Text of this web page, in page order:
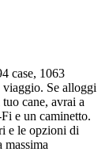
case, 1063
viaggio. Se alloggi
cane, avrai a
e un caminetto.
e le opzioni di
massima